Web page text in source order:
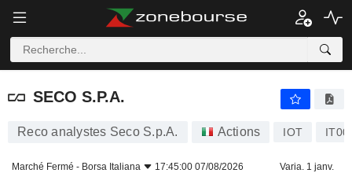
SECO S.P.A.
SECO S.P.A.
Reco analystes Seco S.p.A. Actions IOT
Marché Fermé - Borsa Italiana 17:45:00 07/08/2026 Varia. 1 janv.